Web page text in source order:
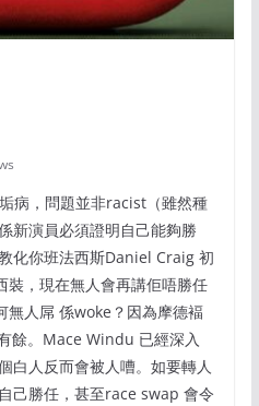
病，問題並非racist（雖然種
新演員必須證明自己能夠勝
化你班法西斯Daniel Craig 初
裝，現在無人會再講佢唔勝任
無人屌 係woke？因為摩德褔
餘。Mace Windu 已經深入
白人反而會被人嘈。如要轉人
己勝任，甚至race swap 會令